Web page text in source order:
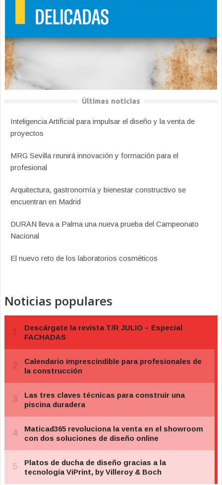
Últimas noticias
Inteligencia Artificial para impulsar el diseño y la venta de
proyectos
MRG Sevilla reunirá innovación y formación para el
profesional
Arquitectura, gastronomía y bienestar constructivo se
encuentran en Madrid
DURAN lleva a Palma una nueva prueba del Campeonato
Nacional
El nuevo reto de los laboratorios cosméticos
Noticias populares